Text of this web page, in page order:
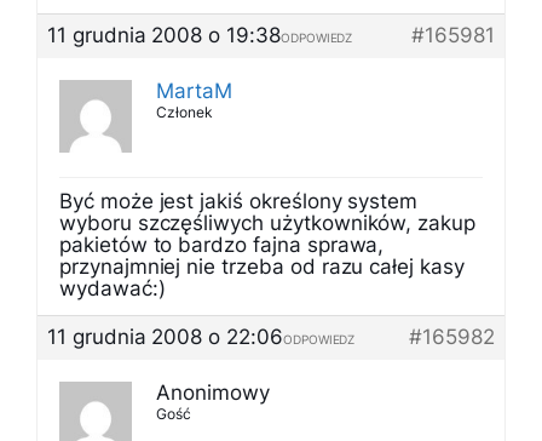
11 grudnia 2008 o 19:38
#165981
ODPOWIEDZ
MartaM
Członek
Być może jest jakiś określony system
wyboru szczęśliwych użytkowników, zakup
pakietów to bardzo fajna sprawa,
przynajmniej nie trzeba od razu całej kasy
wydawać:)
11 grudnia 2008 o 22:06
#165982
ODPOWIEDZ
Anonimowy
Gość